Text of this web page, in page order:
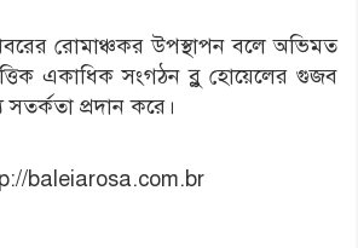
রোমাঞ্চকর উপস্থাপন বলে অভিমত
একাধিক সংগঠন ব্লু হোয়েলের গুজব
সতর্কতা প্রদান করে।
baleiarosa.com.br